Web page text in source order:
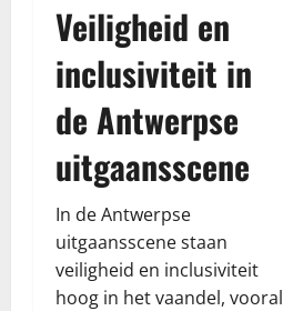
Veiligheid en
inclusiviteit in
de Antwerpse
uitgaansscene
In de Antwerpse
uitgaansscene staan
veiligheid en inclusiviteit
hoog in het vaandel, vooral